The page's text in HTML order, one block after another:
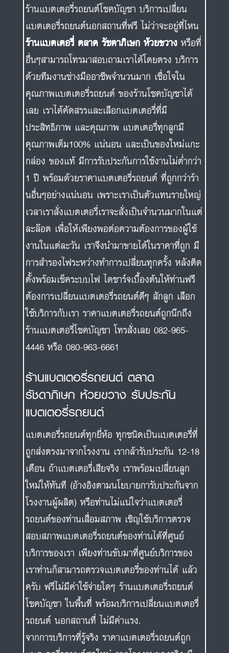
ร้านแบตเตอรี่รถยนต์โชคบัญชา บริการเปลี่ยน
แบตเตอรี่รถยนต์นอกสถานที่ฟรี ไม่ว่าจะอยู่ที่ไหน
ร้านแบตเตอรี่ ตลาด รัชดาภิเษก ห้วยขวาง หรือที่
อื่นๆสามารถโทรมาสอบถามเราได้โดยตรง บริการ
ด้วยทีมงานช่างมืออาชีพจำนวนมาก เชื่อใจใน
คุณภาพแบตเตอรี่รถยนต์ ของร้านโชคบัญชาได้
เลย เราได้คัดสรรและเลือกแบตเตอรี่ที่มี
ประสิทธิภาพ และคุณภาพ แบตเตอรี่ทุกลูกมี
คุณภาพเต็ม100% แน่นอน และเป็นของใหม่แกะ
กล่อง ของแท้ มีการรับประกันการใช้งานไม่ต่ำกว่า
1 ปี พร้อมด้วยราคาแบตเตอรี่รถยนต์ ที่ถูกกว่าร้า
นอื่นๆอย่างแน่นอน เพราะเราเป็นตัวแทนรายใหญ่
เวลาเราสั่งแบตเตอรี่เราจะสั่งเป็นจำนวนมากในแต่
ละล๊อต เพื่อให้เพียงพอต่อความต้องการของผู้ใช้
งานในแต่ละวัน เราจึงนำมาขายได้ในราคาที่ถูก มี
การสำรองไฟระหว่างทำการเปลี่ยนทุกครั้ง หลังติด
ตั้งพร้อมเช็คระบบไฟ ไดชาร์จเบื้องต้นให้ท่านฟรี
ต้องการเปลี่ยนแบตเตอรี่รถยนต์ดีๆ สักลูก เลือก
ใช้บริการกับเรา ราคาแบตเตอรี่รถยนต์ถูกนึกถึง
ร้านแบตเตอรี่โชคบัญชา โทรสั่งเลย 082-965-
4446 หรือ 080-963-6661
ร้านแบตเตอรี่รถยนต์ ตลาด
รัชดาภิเษก ห้วยขวาง รับประกัน
แบตเตอรี่รถยนต์
แบตเตอรี่รถยนต์ทุกยี่ห้อ ทุกชนิดเป็นแบตเตอรี่ที่
ถูกส่งตรงมาจากโรงงาน เรากล้ารับประกัน 12-18
เดือน ถ้าแบตเตอรี่เสียจริง เราพร้อมเปลี่ยนลูก
ใหม่ให้ทันที (อ้างอิงตามนโยบายการับประกันจาก
โรงงานผู้ผลิต) หรือท่านไม่แน่ใจว่าแบตเตอรี่
รถยนต์ของท่านเสื่อมสภาพ เชิญใช้บริการตรวจ
สอบสภาพแบตเตอรี่รถยนต์ของท่านได้ที่ศูนย์
บริการของเรา เพียงท่านขับมาที่ศูนย์บริการของ
เราท่านก็สามารถตรวจแบตเตอรี่ของท่านได้ แล้ว
ครับ ฟรีไม่มีค่าใช้จ่ายใดๆ ร้านแบตเตอรี่รถยนต์
โชคบัญชา ในพื้นที่ พร้อมบริการเปลี่ยนแบตเตอรี่
รถยนต์ นอกสถานที่ ไม่มีค่าแรง.
จากการบริการที่รู้จริง ราคาแบตเตอรี่รถยนต์ถูก